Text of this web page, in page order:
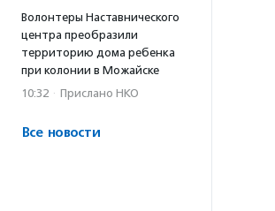
Волонтеры Наставнического
центра преобразили
территорию дома ребенка
при колонии в Можайске
10:32 · Прислано НКО
Все новости